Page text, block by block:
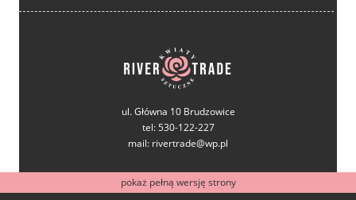
ul. Główna 10 Brudzowice
tel: 530-122-227
mail: rivertrade@wp.pl
pokaż pełną wersję strony